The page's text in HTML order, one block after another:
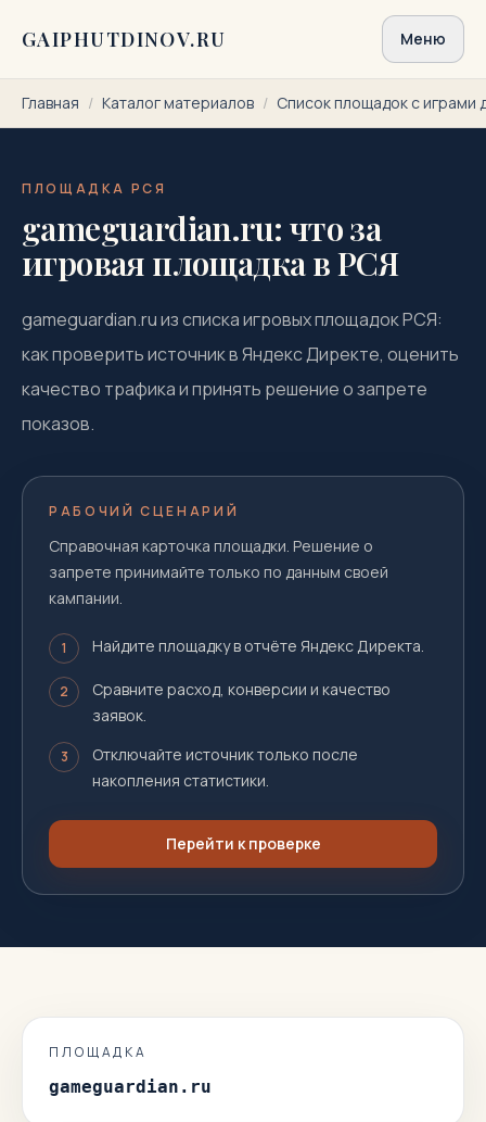
GAIPHUTDINOV.RU Меню
Главная / Каталог материалов / Список площадок с играми
ПЛОЩАДКА РСЯ
gameguardian.ru: что за
игровая площадка в РСЯ
gameguardian.ru из списка игровых площадок РСЯ:
как проверить источник в Яндекс Директе, оценить
качество трафика и принять решение о запрете
показов.
РАБОЧИЙ СЦЕНАРИЙ
Справочная карточка площадки. Решение о
запрете принимайте только по данным своей
кампании.
1 Найдите площадку в отчёте Яндекс Директа.
2
Сравните расход, конверсии и качество
заявок.
3
Отключайте источник только после
накопления статистики.
Перейти к проверке
ПЛОЩАДКА
gameguardian.ru